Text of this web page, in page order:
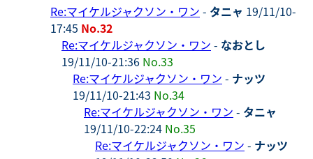
Re:マイケルジャクソン・ワン - タニャ 19/11/10-
17:45 No.32
Re:マイケルジャクソン・ワン - なおとし
19/11/10-21:36 No.33
Re:マイケルジャクソン・ワン - ナッツ
19/11/10-21:43 No.34
Re:マイケルジャクソン・ワン - タニャ
19/11/10-22:24 No.35
Re:マイケルジャクソン・ワン - ナッツ